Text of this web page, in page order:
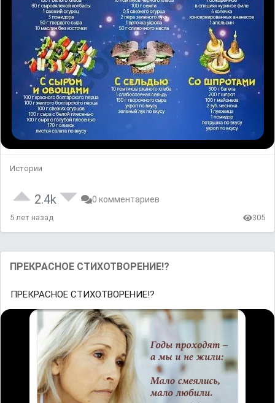
Истории
2.4k 0 комментариев
5 лет назад 305
ПРЕКРАСНОЕ СТИХОТВОРЕНИЕ!?
ПРЕКРАСНОЕ СТИХОТВОРЕНИЕ!?